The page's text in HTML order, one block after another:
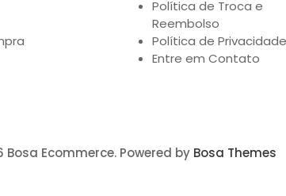
Política de Troca e
Reembolso
Política de Privacidade
Entre em Contato
Ecommerce. Powered by Bosa Themes